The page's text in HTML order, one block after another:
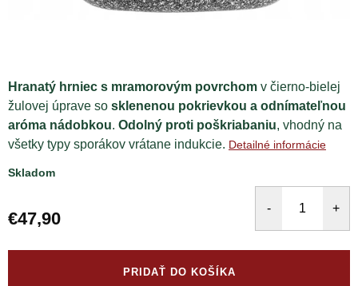
Hranatý hrniec s mramorovým povrchom v čierno-bielej
žulovej úprave so sklenenou pokrievkou a odnímateľnou
aróma nádobkou. Odolný proti poškriabaniu, vhodný na
všetky typy sporákov vrátane indukcie. Detailné informácie
Skladom
€47,90
PRIDAŤ DO KOŠÍKA